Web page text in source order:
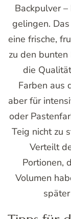
Backpulver
gelingen.
eine frische,
zu den
die
Farben aus
aber für
oder
Teig nicht zu
Verteilt
Portionen,
Volumen